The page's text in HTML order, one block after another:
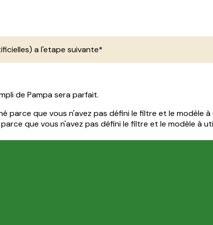
a l'etape suivante*
de Pampa sera parfait.
parce que vous n'avez pas défini le filtre et le modèle à
que vous n'avez pas défini le filtre et le modèle à